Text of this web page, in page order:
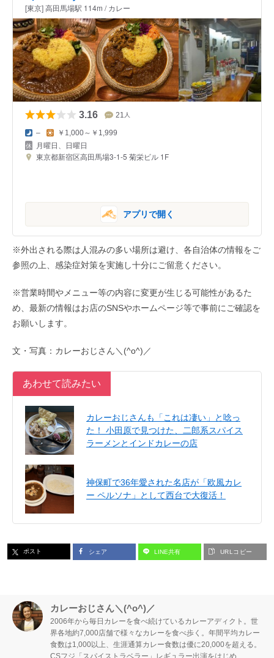
[東京] 高田馬場駅 114m / カレー
3.16 21 人
– ￥1,000～￥1,999
月曜日、日曜日
東京都新宿区高田馬場3-1-5 菊栄ビル 1F
アプリで開く
※外出される際は人混みの多い場所は避け、各自治体の情報をご
参照の上、感染症対策を実施し十分にご留意ください。
※営業時間やメニュー等の内容に変更が生じる可能性があるた
め、最新の情報はお店のSNSやホームページ等で事前にご確認を
お願いします。
文・写真：カレーおじさん＼(^o^)／
あわせて読みたい
カレーおじさんも「これは凄い」と唸っ
た！ 小田原で見つけた、二郎系スパイス
ラーメンとインドカレーの店
神保町で36年愛された名店が「欧風カレ
ー ペルソナ」として西台で大復活！
ポスト シェア LINE共有 URLコピー
カレーおじさん＼(^o^)／
2006年から毎日カレーを食べ続けているカレーアディクト。世
界各地約7,000店舗で様々なカレーを食べ歩く。年間平均カレー
食数は1,000以上、生涯通算カレー食数は優に20,000を超える。
CSフジ「スパイストラベラー」レギュラー出演をはじめ、